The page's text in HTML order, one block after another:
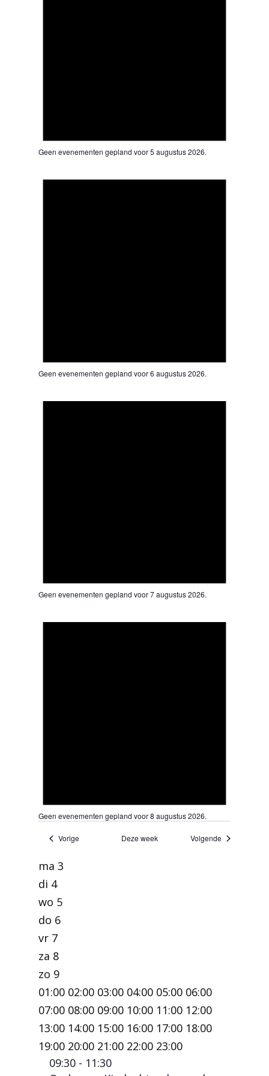
Geen evenementen gepland voor 5 augustus 2026.
Geen evenementen gepland voor 6 augustus 2026.
Geen evenementen gepland voor 7 augustus 2026.
Geen evenementen gepland voor 8 augustus 2026.
Vorige Deze week Volgende
Week
van
Evenementen
ma3
di 4
wo 5
do 6
vr 7
za 8
zo 9
00:00
01:00 02:00 03:00 04:00 05:00 06:00
07:00 08:00 09:00 10:00 11:00 12:00
13:00 14:00 15:00 16:00 17:00 18:00
19:00 20:00 21:00 22:00 23:0000:00
maandag,
Nodinsdag,
Nowoensdag,
August
09:30 - 11:30